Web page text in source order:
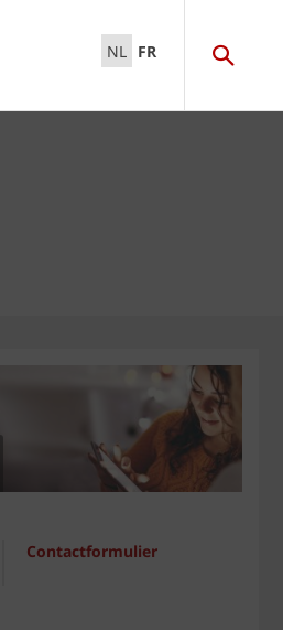
NL FR
Contactformulier